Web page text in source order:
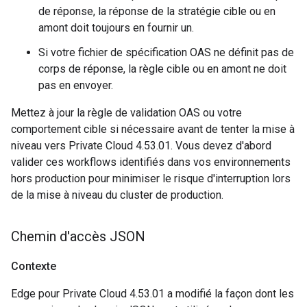
de réponse, la réponse de la stratégie cible ou en
amont doit toujours en fournir un.
Si votre fichier de spécification OAS ne définit pas de
corps de réponse, la règle cible ou en amont ne doit
pas en envoyer.
Mettez à jour la règle de validation OAS ou votre
comportement cible si nécessaire avant de tenter la mise à
niveau vers Private Cloud 4.53.01. Vous devez d'abord
valider ces workflows identifiés dans vos environnements
hors production pour minimiser le risque d'interruption lors
de la mise à niveau du cluster de production.
Chemin d'accès JSON
Contexte
Edge pour Private Cloud 4.53.01 a modifié la façon dont les